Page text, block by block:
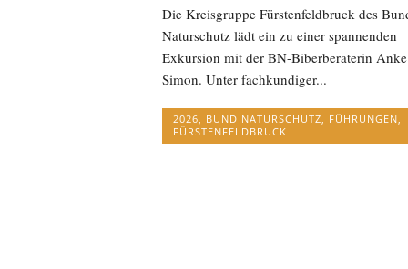
Die Kreisgruppe Fürstenfeldbruck des
Naturschutz lädt ein zu einer spannenden
Exkursion mit der BN-Biberberaterin Anke
Simon. Unter fachkundiger...
2026 BUND NATURSCHUTZ FÜHRUNGEN
FÜRSTENFELDBRUCK